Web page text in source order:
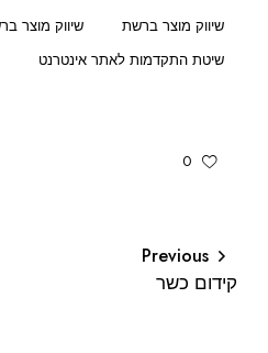
שיווק מוצר ברשת
שיווק מוצר
שיטת התקדמות לאתר אינטרנט
0
Previous
קידום כשר